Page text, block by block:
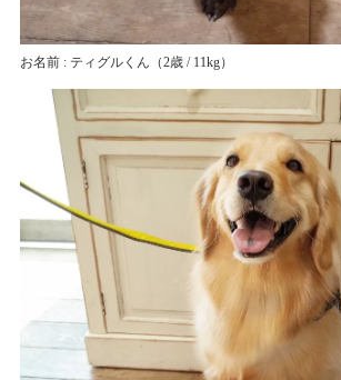
お名前 : ティグルくん （2歳 / 11kg）